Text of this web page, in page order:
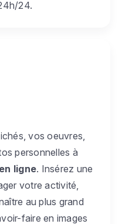
24.
vos oeuvres,
personnelles à
ligne. Insérez une
votre activité,
au plus grand
faire en images